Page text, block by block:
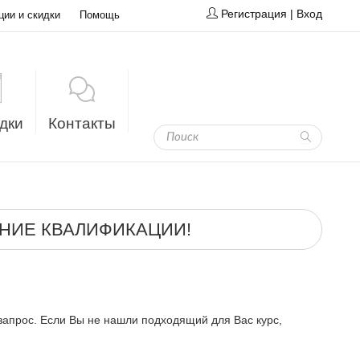
и скидки Помощь Регистрация | Вход
Контакты
КВАЛИФИКАЦИИ!
Если Вы не нашли подходящий для Вас курс,